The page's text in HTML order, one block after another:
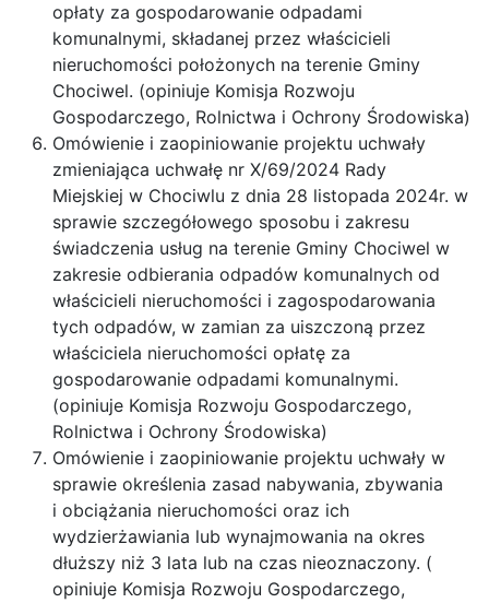
opłaty za gospodarowanie odpadami
komunalnymi, składanej przez właścicieli
nieruchomości położonych na terenie Gminy
Chociwel. (opiniuje Komisja Rozwoju
Gospodarczego, Rolnictwa i Ochrony Środowiska)
Omówienie i zaopiniowanie projektu uchwały
zmieniająca uchwałę nr X/69/2024 Rady
Miejskiej w Chociwlu z dnia 28 listopada 2024r. w
sprawie szczegółowego sposobu i zakresu
świadczenia usług na terenie Gminy Chociwel w
zakresie odbierania odpadów komunalnych od
właścicieli nieruchomości i zagospodarowania
tych odpadów, w zamian za uiszczoną przez
właściciela nieruchomości opłatę za
gospodarowanie odpadami komunalnymi.
(opiniuje Komisja Rozwoju Gospodarczego,
Rolnictwa i Ochrony Środowiska)
Omówienie i zaopiniowanie projektu uchwały w
sprawie określenia zasad nabywania, zbywania
i obciążania nieruchomości oraz ich
wydzierżawiania lub wynajmowania na okres
dłuższy niż 3 lata lub na czas nieoznaczony. (
opiniuje Komisja Rozwoju Gospodarczego,